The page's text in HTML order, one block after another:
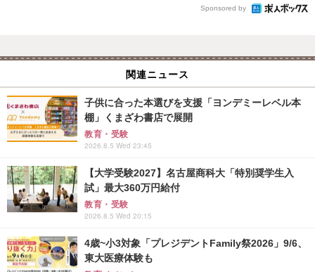
Sponsored by
関連ニュース
子供に合った本選びを支援「ヨンデミーレベル本
棚」くまざわ書店で展開
教育・受験
2026.8.5 Wed 23:45
【大学受験2027】名古屋商科大「特別奨学生入
試」最大360万円給付
教育・受験
2026.8.5 Wed 20:15
4歳~小3対象「プレジデントFamily祭2026」9/6、
東大医療体験も